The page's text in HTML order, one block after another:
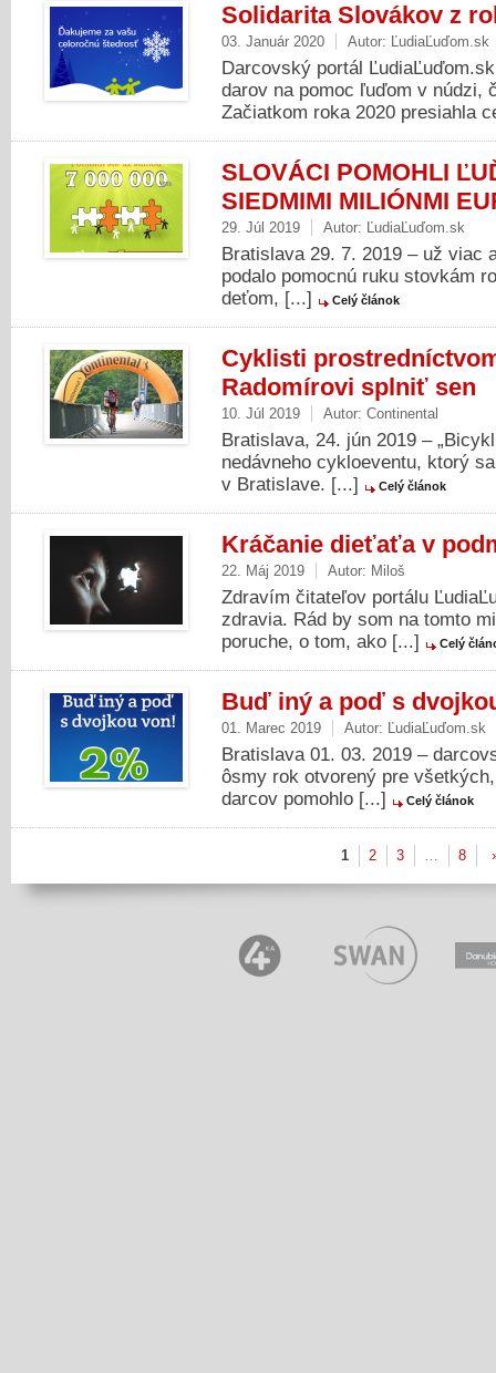
Solidarita Slovákov z
03. Január 2020 Autor: ĽudiaĽuďom.sk
Darcovský portál
darov na pomoc ľuďom v núdzi,
Začiatkom roka 2020 presiahla
SLOVÁCI POMOHLI
SIEDMIMI MILIÓNMI
29. Júl 2019 Autor: ĽudiaĽuďom.sk
Bratislava 29. 7. 2019 – už viac
podalo pomocnú ruku stovkám
deťom, [...]
Celý článok
Cyklisti
Radomírovi splniť sen
10. Júl 2019 Autor: Continental
Bratislava, 24. jún 2019 –
nedávneho cykloeventu, ktorý
v Bratislave. [...]
Celý článok
Kráčanie dieťaťa v
22. Máj 2019 Autor: Miloš
Zdravím čitateľov portálu
zdravia. Rád by som na tomto
poruche, o tom, ako [...]
Celý
Buď iný a poď s
01. Marec 2019 Autor: ĽudiaĽuďom.sk
Bratislava 01. 03. 2019 –
ôsmy rok otvorený pre
darcov pomohlo [...]
Celý článok
1 2 3 … 8